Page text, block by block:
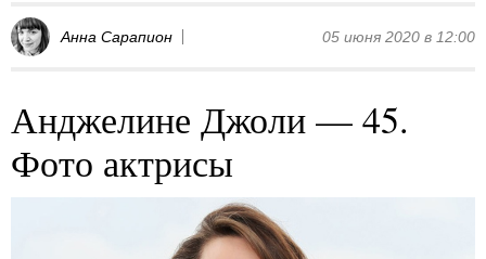
Анна Сарапион 05 июня 2020 в 12:00
Анджелине Джоли — 45.
Фото актрисы